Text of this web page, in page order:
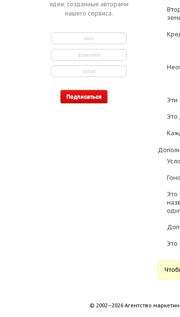
идеи, созданные авторами
нашего сервиса.
Эти
Это
Это
Это
© 2002–2026 Агентство